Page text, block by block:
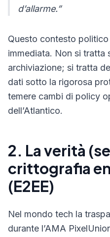
d’allarme.”
Questo contesto politico
immediata. Non si tratta
archiviazione; si tratta
dati sotto la rigorosa
temere cambi di policy
dell’Atlantico.
2. La verità
crittografia
(E2EE)
Nel mondo tech la
durante l’AMA